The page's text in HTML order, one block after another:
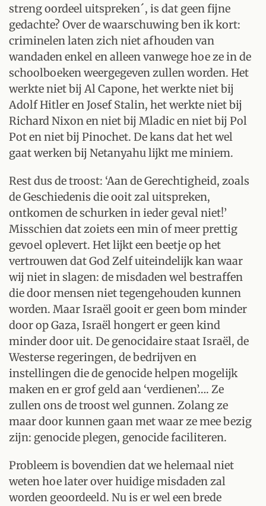
streng oordeel uitspreken´, is dat geen fijne
gedachte? Over de waarschuwing ben ik kort:
criminelen laten zich niet afhouden van
wandaden enkel en alleen vanwege hoe ze in de
schoolboeken weergegeven zullen worden. Het
werkte niet bij Al Capone, het werkte niet bij
Adolf Hitler en Josef Stalin, het werkte niet bij
Richard Nixon en niet bij Mladic en niet bij Pol
Pot en niet bij Pinochet. De kans dat het wel
gaat werken bij Netanyahu lijkt me miniem.
Rest dus de troost: ‘Aan de Gerechtigheid, zoals
de Geschiedenis die ooit zal uitspreken,
ontkomen de schurken in ieder geval niet!’
Misschien dat zoiets een min of meer prettig
gevoel oplevert. Het lijkt een beetje op het
vertrouwen dat God Zelf uiteindelijk kan waar
wij niet in slagen: de misdaden wel bestraffen
die door mensen niet tegengehouden kunnen
worden. Maar Israël gooit er geen bom minder
door op Gaza, Israël hongert er geen kind
minder door uit. De genocidaire staat Israël, de
Westerse regeringen, de bedrijven en
instellingen die de genocide helpen mogelijk
maken en er grof geld aan ‘verdienen’…. Ze
zullen ons de troost wel gunnen. Zolang ze
maar door kunnen gaan met waar ze mee bezig
zijn: genocide plegen, genocide faciliteren.
Probleem is bovendien dat we helemaal niet
weten hoe later over huidige misdaden zal
worden geoordeeld. Nu is er wel een brede